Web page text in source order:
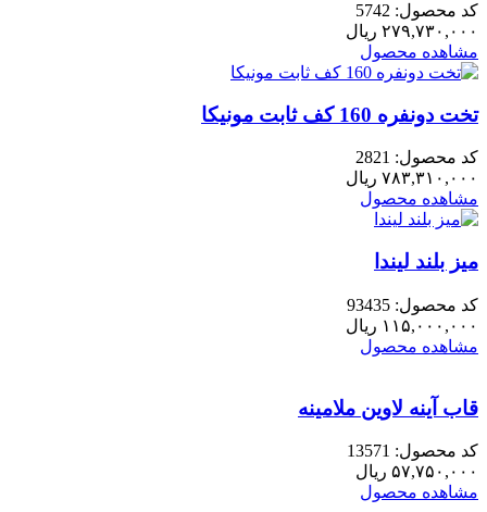
کد محصول: 5742
۲۷۹,۷۳۰,۰۰۰ ریال
مشاهده محصول
تخت دونفره 160 کف ثابت مونیکا
کد محصول: 2821
۷۸۳,۳۱۰,۰۰۰ ریال
مشاهده محصول
میز بلند لیندا
کد محصول: 93435
۱۱۵,۰۰۰,۰۰۰ ریال
مشاهده محصول
قاب آینه لاوین ملامینه
کد محصول: 13571
۵۷,۷۵۰,۰۰۰ ریال
مشاهده محصول